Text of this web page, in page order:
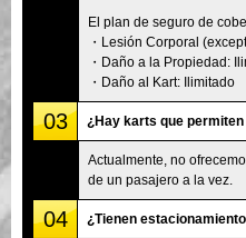
El plan de seguro de
・Lesión Corporal
・Daño a la Propiedad:
・Daño al Kart: Ilimitado
03 ¿Hay karts que
Actualmente, no
de un pasajero a la vez.
04 ¿Tienen